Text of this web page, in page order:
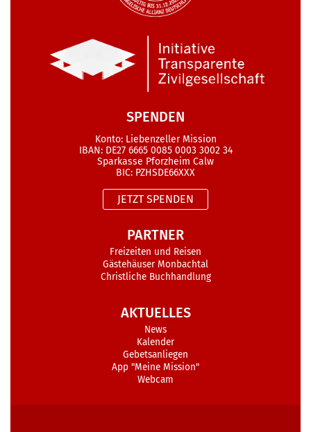
SPENDEN
Konto: Liebenzeller Mission
IBAN: DE27 6665 0085 0003 3002 34
Sparkasse Pforzheim Calw
BIC: PZHSDE66XXX
JETZT SPENDEN
PARTNER
Freizeiten und Reisen
Gästehäuser Monbachtal
Christliche Buchhandlung
AKTUELLES
News
Kalender
Gebetsanliegen
App "Meine Mission"
Webcam